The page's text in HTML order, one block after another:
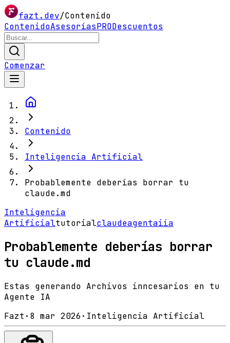
fazt.dev/Contenido
ContenidoAsesoríasPRODescuentos
Comenzar
Contenido
Inteligencia Artificial
Probablemente deberías borrar tu
claude.md
Inteligencia
Artificialtutorialclaudeagentaiia
Probablemente deberías borrar
tu claude.md
Estas generando Archivos inncesarios en tu
Agente IA
Fazt · 8 mar 2026· Inteligencia Artificial